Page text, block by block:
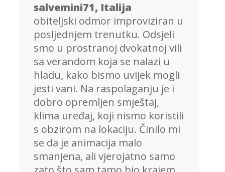
salvemini71, Italija
obiteljski odmor improviziran u
posljednjem trenutku. Odsjeli
smo u prostranoj dvokatnoj vili
sa verandom koja se nalazi u
hladu, kako bismo uvijek mogli
jesti vani. Na raspolaganju je i
dobro opremljen smještaj,
klima uređaj, koji nismo koristili
s obzirom na lokaciju. Činilo mi
se da je animacija malo
smanjena, ali vjerojatno samo